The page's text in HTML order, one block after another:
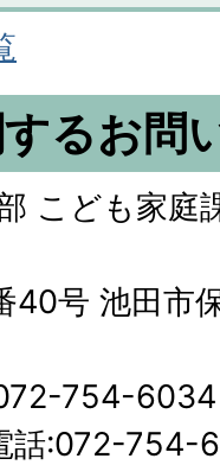
るお問
こども家庭
40号 池田市
754-6034
話:072-754-